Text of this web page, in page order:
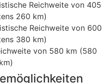
Reichweite von 405
260 km)
Reichweite von 600
380 km)
von 580 km (580